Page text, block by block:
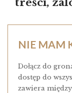
NIE MAM
Dołącz do
dostęp do
zawiera